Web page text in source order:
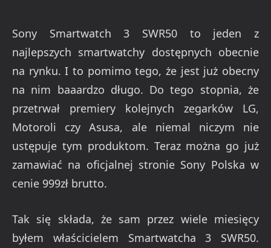
Sony Smartwatch 3 SWR50 to jeden z
najlepszych smartwatchy dostępnych obecnie
na rynku. I to pomimo tego, że jest już obecny
na nim baaardzo długo. Do tego stopnia, że
przetrwał premiery kolejnych zegarków LG,
Motoroli czy Asusa, ale niemal niczym nie
ustępuje tym produktom. Teraz można go już
zamawiać na oficjalnej stronie Sony Polska w
cenie 999zł brutto.
Tak się składa, że sam przez wiele miesięcy
byłem właścicielem Smartwatcha 3 SWR50.